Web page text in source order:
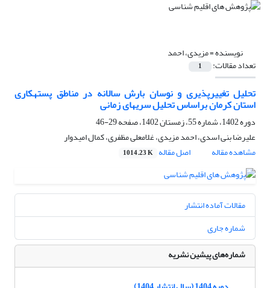
نویسنده =مزیدی، احمد
تعداد مقالات: 1
تحلیل تغییرپذیری و نوسان بارش سالانه در مناطق پستهکاری
استان کرمان براساس تحلیل سریهای زمانی
دوره 1402، شماره 55، زمستان 1402، صفحه
29-46
علیرضا بنی اسدی، احمد مزیدی، غلامعلی مظفری، کمال امیدوار
مشاهده مقاله
اصل مقاله 1014.23 K
مقالات آماده انتشار
شماره جاری
شماره‌های پیشین نشریه